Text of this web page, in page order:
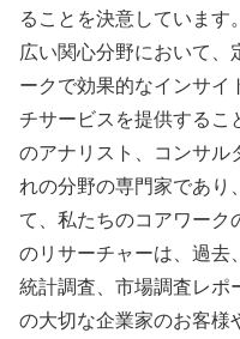
ることを決意しています
広い関心分野において、
ークで効果的なインサイ
チサービスを提供するこ
のアナリスト、コンサル
れの分野の専門家であり
て、私たちのコアワーク
のリサーチャーは、過去
統計調査、市場調査レポ
の大切な企業家のお客様